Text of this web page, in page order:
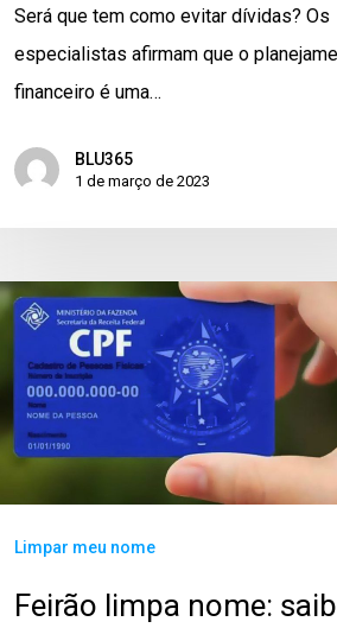
Será que tem como evitar dívidas? Os
especialistas afirmam que o
financeiro é uma…
BLU365
1 de março de 2023
Limpar meu nome
Feirão limpa nome: